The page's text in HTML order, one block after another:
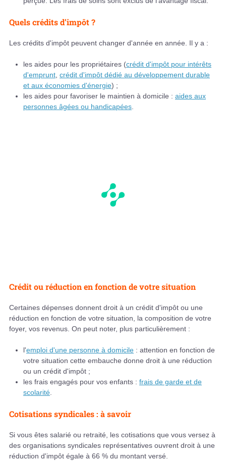
Quels crédits d’impôt ?
Les crédits d'impôt peuvent changer d'année en année. Il y a :
les aides pour les propriétaires (crédit d'impôt pour intérêts
d'emprunt crédit d'impôt dédié au développement durable
et aux économies d'énergie) ;
les aides pour favoriser le maintien à domicile : aides aux
personnes âgées ou handicapées
Crédit ou réduction en fonction de votre situation
Certaines dépenses donnent droit à un crédit d'impôt ou une
réduction en fonction de votre situation, la composition de votre
foyer, vos revenus. On peut noter, plus particulièrement :
l'emploi d'une personne à domicile : attention en fonction de
votre situation cette embauche donne droit à une réduction
ou un crédit d'impôt ;
les frais engagés pour vos enfants : frais de garde et de
scolarité
Cotisations syndicales : à savoir
Si vous êtes salarié ou retraité, les cotisations que vous versez à
des organisations syndicales représentatives ouvrent droit à une
réduction d'impôt égale à 66 % du montant versé.